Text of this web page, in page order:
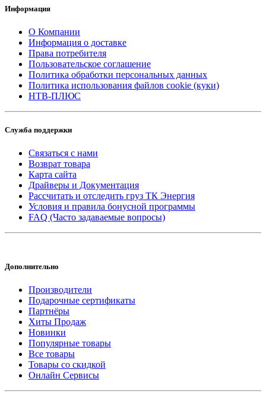
Информация
О Компании
Информация о доставке
Права потребителя
Пользовательское соглашение
Политика обработки персональных данных
Политика использования файлов cookie (куки)
НТВ-ПЛЮС
Служба поддержки
Связаться с нами
Возврат товара
Карта сайта
Драйверы и Документация
Рассчитать и отследить груз ТК Энергия
Условия и правила бонусной программы
FAQ (Часто задаваемые вопросы)
Дополнительно
Производители
Подарочные сертификаты
Партнёры
Хиты Продаж
Новинки
Популярные товары
Все товары
Товары со скидкой
Онлайн Сервисы